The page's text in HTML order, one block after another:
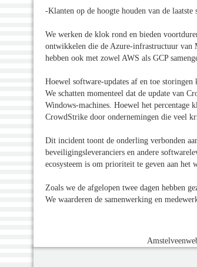
-Klanten op de hoogte houden van de
We werken de klok rond en bieden
ontwikkelen die de Azure-infrastructuur van
hebben ook met zowel AWS als GCP
Hoewel software-updates af en toe
We schatten momenteel dat de update van
Windows-machines. Hoewel het percentage
CrowdStrike door ondernemingen die veel
Dit incident toont de onderling verbonden
beveiligingsleveranciers en andere
ecosysteem is om prioriteit te geven aan het
Zoals we de afgelopen twee dagen hebben
We waarderen de samenwerking en